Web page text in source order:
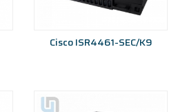
Cisco ISR4461-SEC/K9